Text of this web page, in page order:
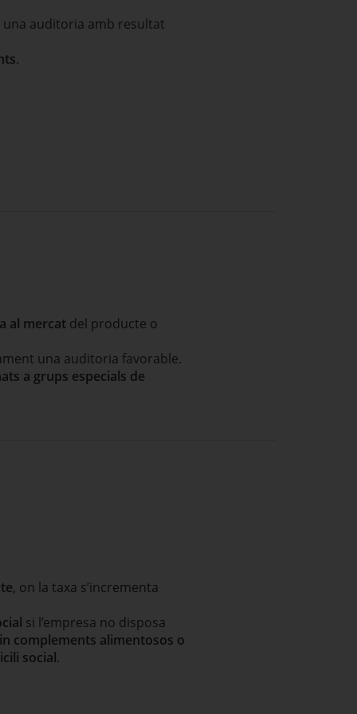
auditoria amb resultat
.
al mercat del producte o
una auditoria favorable.
a grups especials de
, on la taxa s’incrementa
si l’empresa no disposa
complements alimentosos o
social.